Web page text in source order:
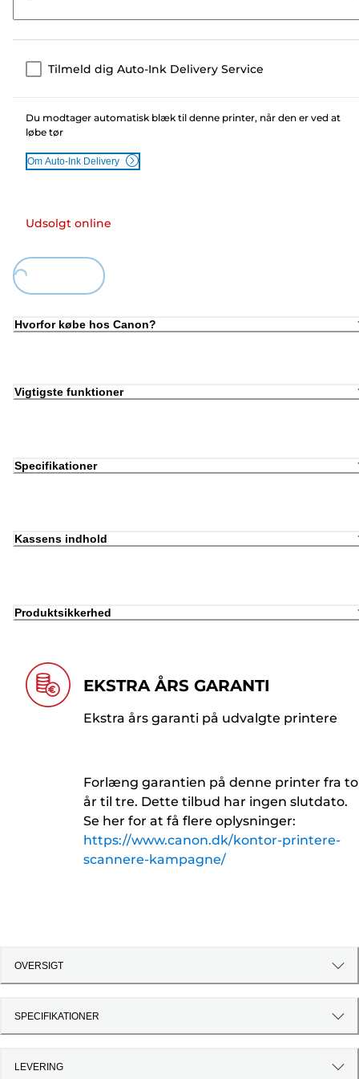
Tilmeld dig Auto-Ink Delivery Service
Du modtager automatisk blæk til denne printer, når den er ved at
løbe tør
Om Auto-Ink Delivery
Udsolgt online
Loading...
Hvorfor købe hos Canon?
Vigtigste funktioner
Specifikationer
Kassens indhold
Produktsikkerhed
EKSTRA ÅRS GARANTI
Ekstra års garanti på udvalgte printere
Forlæng garantien på denne printer fra to
år til tre. Dette tilbud har ingen slutdato.
Se her for at få flere oplysninger:
https://www.canon.dk/kontor-printere-
scannere-kampagne/
OVERSIGT
SPECIFIKATIONER
LEVERING